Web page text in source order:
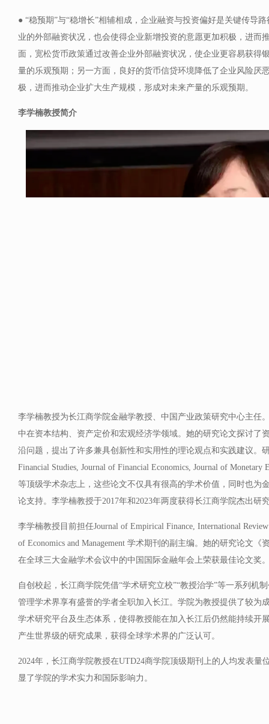
● “稳预期”与“稳增长”相辅相成，企业融资与投资偏好是关键传导
业的外部融资状况，也会使得企业新增投资的意愿更加积极，进而
面，宽松货币政策通过改善企业外部融资状况，使企业更容易获得
量的乐观预期；另一方面，良好的货币信贷环境降低了企业风险厌
极，进而推动企业扩大生产规模，形成对未来产量的乐观预期。
李学楠教授简介
李学楠教授为长江商学院金融学教授、中国产业政策研究中心主任
中在资本结构、资产定价和宏观经济学领域。她的研究论文探讨了
沿问题，提出了许多兼具创新性和实用性的理论观点和实践建议。
Financial Studies, Journal of Financial Economics, Journal of Monetary
等顶级学术杂志上，这些论文不仅具有很高的学术价值，同时也为
论支持。李学楠教授于2017年和2023年两度获得长江商学院杰出研
李学楠教授目前担任Journal of Empirical Finance, International
of Economics and Management 学术期刊的副主编。她的研究论文
在全球三大金融学术会议中的中国国际金融年会上荣获最佳论文奖
自创校起，长江商学院凭借“学术研究立校”“教授治学”等一系列机
管理学术界享有盛誉的学者全职加入长江。学院为教授提供了较为
学术研究平台及生态体系，使得教授能在加入长江后仍然能持续开
产生世界级的研究成果，获得全球学术界的广泛认可。
2024年，长江商学院教授在UTD24商学院顶级期刊上的人均发表量
显了学院的学术实力和国际影响力。